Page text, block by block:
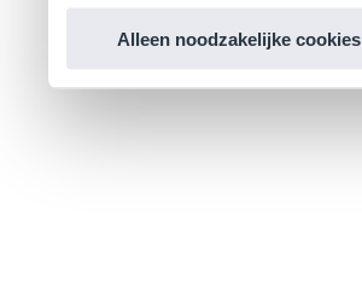
Alleen noodzakelijke cookies